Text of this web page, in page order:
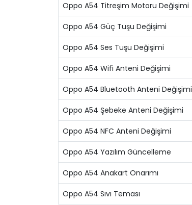
Oppo A54 Titreşim Motoru Değişimi
Oppo A54 Güç Tuşu Değişimi
Oppo A54 Ses Tuşu Değişimi
Oppo A54 Wifi Anteni Değişimi
Oppo A54 Bluetooth Anteni Değişimi
Oppo A54 Şebeke Anteni Değişimi
Oppo A54 NFC Anteni Değişimi
Oppo A54 Yazılım Güncelleme
Oppo A54 Anakart Onarımı
Oppo A54 Sıvı Teması